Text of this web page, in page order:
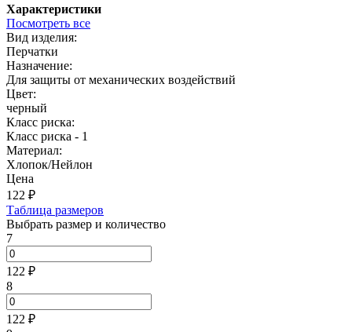
Характеристики
Посмотреть все
Вид изделия:
Перчатки
Назначение:
Для защиты от механических воздействий
Цвет:
черный
Класс риска:
Класс риска - 1
Материал:
Хлопок/Нейлон
Цена
122 ₽
Таблица размеров
Выбрать размер и количество
7
122 ₽
8
122 ₽